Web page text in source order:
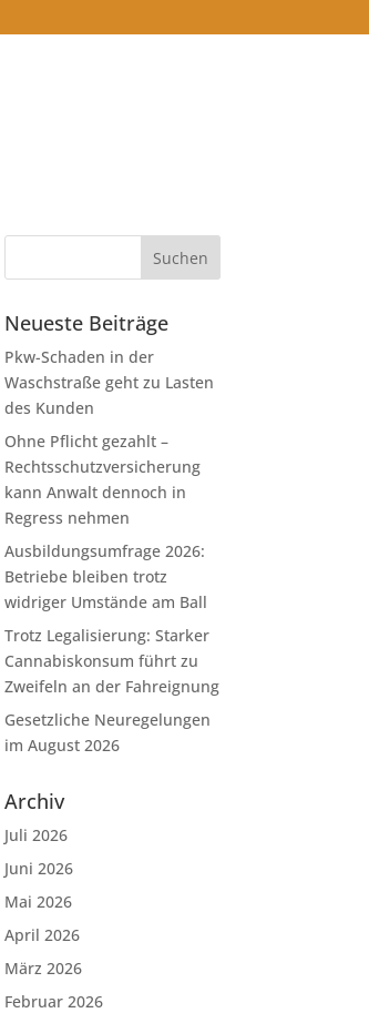
Neueste Beiträge
Pkw-Schaden in der
Waschstraße geht zu Lasten
des Kunden
Ohne Pflicht gezahlt –
Rechtsschutzversicherung
kann Anwalt dennoch in
Regress nehmen
Ausbildungsumfrage 2026:
Betriebe bleiben trotz
widriger Umstände am Ball
Trotz Legalisierung: Starker
Cannabiskonsum führt zu
Zweifeln an der Fahreignung
Gesetzliche Neuregelungen
im August 2026
Archiv
Juli 2026
Juni 2026
Mai 2026
April 2026
März 2026
Februar 2026